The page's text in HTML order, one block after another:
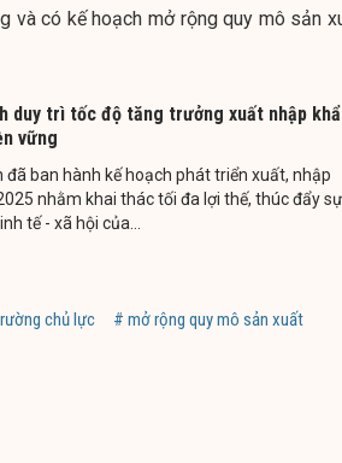
và có kế hoạch mở rộng quy mô sản
duy trì tốc độ tăng trưởng xuất nhập
vững
đã ban hành kế hoạch phát triển xuất, nhập
nhằm khai thác tối đa lợi thế, thúc đẩy sự
tế - xã hội của...
chủ lực
# mở rộng quy mô sản xuất